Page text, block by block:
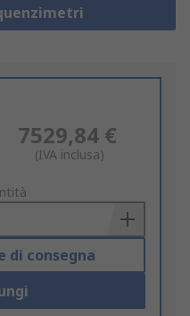
7529,84 €
(IVA inclusa)
di consegna